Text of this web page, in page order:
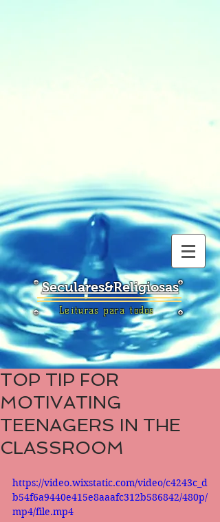
Seculares&Religiosas
Leituras para todos
TOP TIP FOR
MOTIVATING
TEENAGERS IN THE
CLASSROOM
https://video.wixstatic.com/video/c4243c_d
b54f6a9440e415e8aaafc312b586842/480p/
mp4/file.mp4